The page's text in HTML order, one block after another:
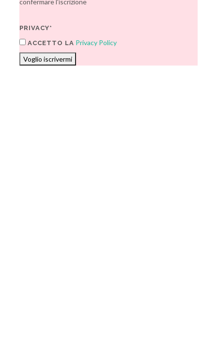
confermare l'iscrizione
PRIVACY*
ACCETTO LA Privacy Policy
Voglio iscrivermi